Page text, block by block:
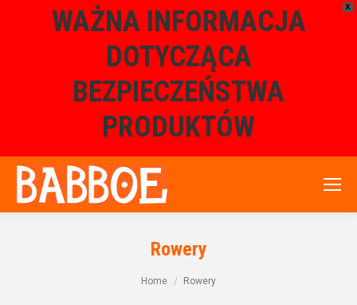
X
WAŻNA INFORMACJA
DOTYCZĄCA
BEZPIECZEŃSTWA
PRODUKTÓW
Rowery
Home Rowery